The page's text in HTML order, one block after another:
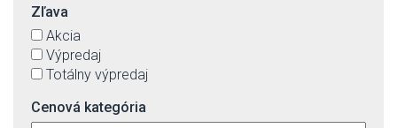
Zľava
Akcia
Výpredaj
Totálny výpredaj
Cenová kategória